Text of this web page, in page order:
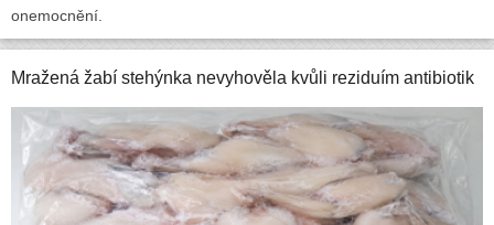
onemocnění.
Mražená žabí stehýnka nevyhověla kvůli reziduím antibiotik